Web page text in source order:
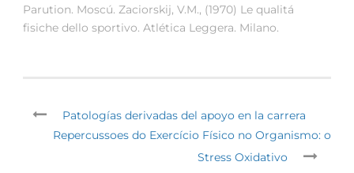
Parution. Moscú. Zaciorskij, V.M., (1970) Le qualitá
fisiche dello sportivo. Atlética Leggera. Milano.
Patologías derivadas del apoyo en la carrera
Repercussoes do Exercício Físico no Organismo: o
Stress Oxidativo